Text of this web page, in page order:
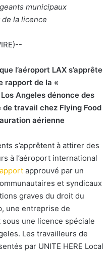
r
e
l
municipaux
la licence
l’aéroport LAX s’apprête
rapport de la «
Angeles dénonce des
travail chez Flying Food
aérienne
s’apprêtent à attirer des
à l’aéroport international
approuvé par un
et syndicaux
graves du droit du
une entreprise de
une licence spéciale
Les travailleurs de
par UNITE HERE Local